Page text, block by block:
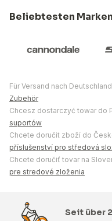
Beliebtesten Marken
Für Versand nach
Zubehör
Chcesz dostarczyć towar do
suportów
Chcete doručit zboží do
příslušenství pro středová
Chcete doručiť tovar na
pre stredové zloženia
Seit über